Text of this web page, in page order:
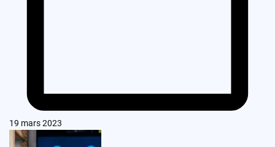
19 mars 2023